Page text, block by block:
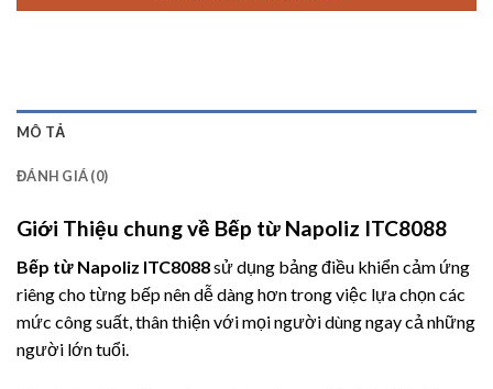
MÔ TẢ
ĐÁNH GIÁ (0)
Giới Thiệu chung về Bếp từ Napoliz ITC8088
Bếp từ Napoliz ITC8088sử dụng bảng điều khiển cảm ứng
riêng cho từng bếp nên dễ dàng hơn trong việc lựa chọn các
mức công suất, thân thiện với mọi người dùng ngay cả những
người lớn tuổi.